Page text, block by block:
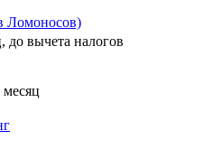
Ломоносов)
до вычета налогов